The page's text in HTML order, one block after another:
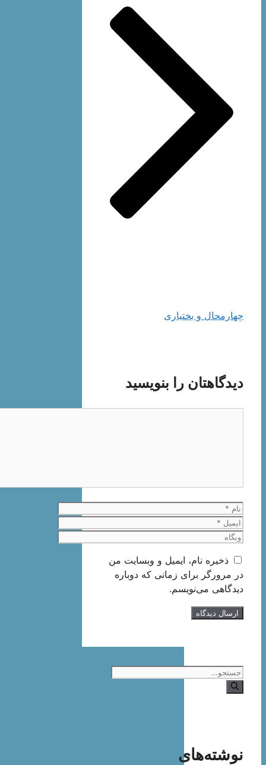
چهارمحال و بختیاری
دیدگاهتان را بنویسید
نام
ایمیل
وبگاه
ذخیره نام، ایمیل و وبسایت من
در مرورگر برای زمانی که دوباره
دیدگاهی می‌نویسم.
جستجوی
نوشته‌های